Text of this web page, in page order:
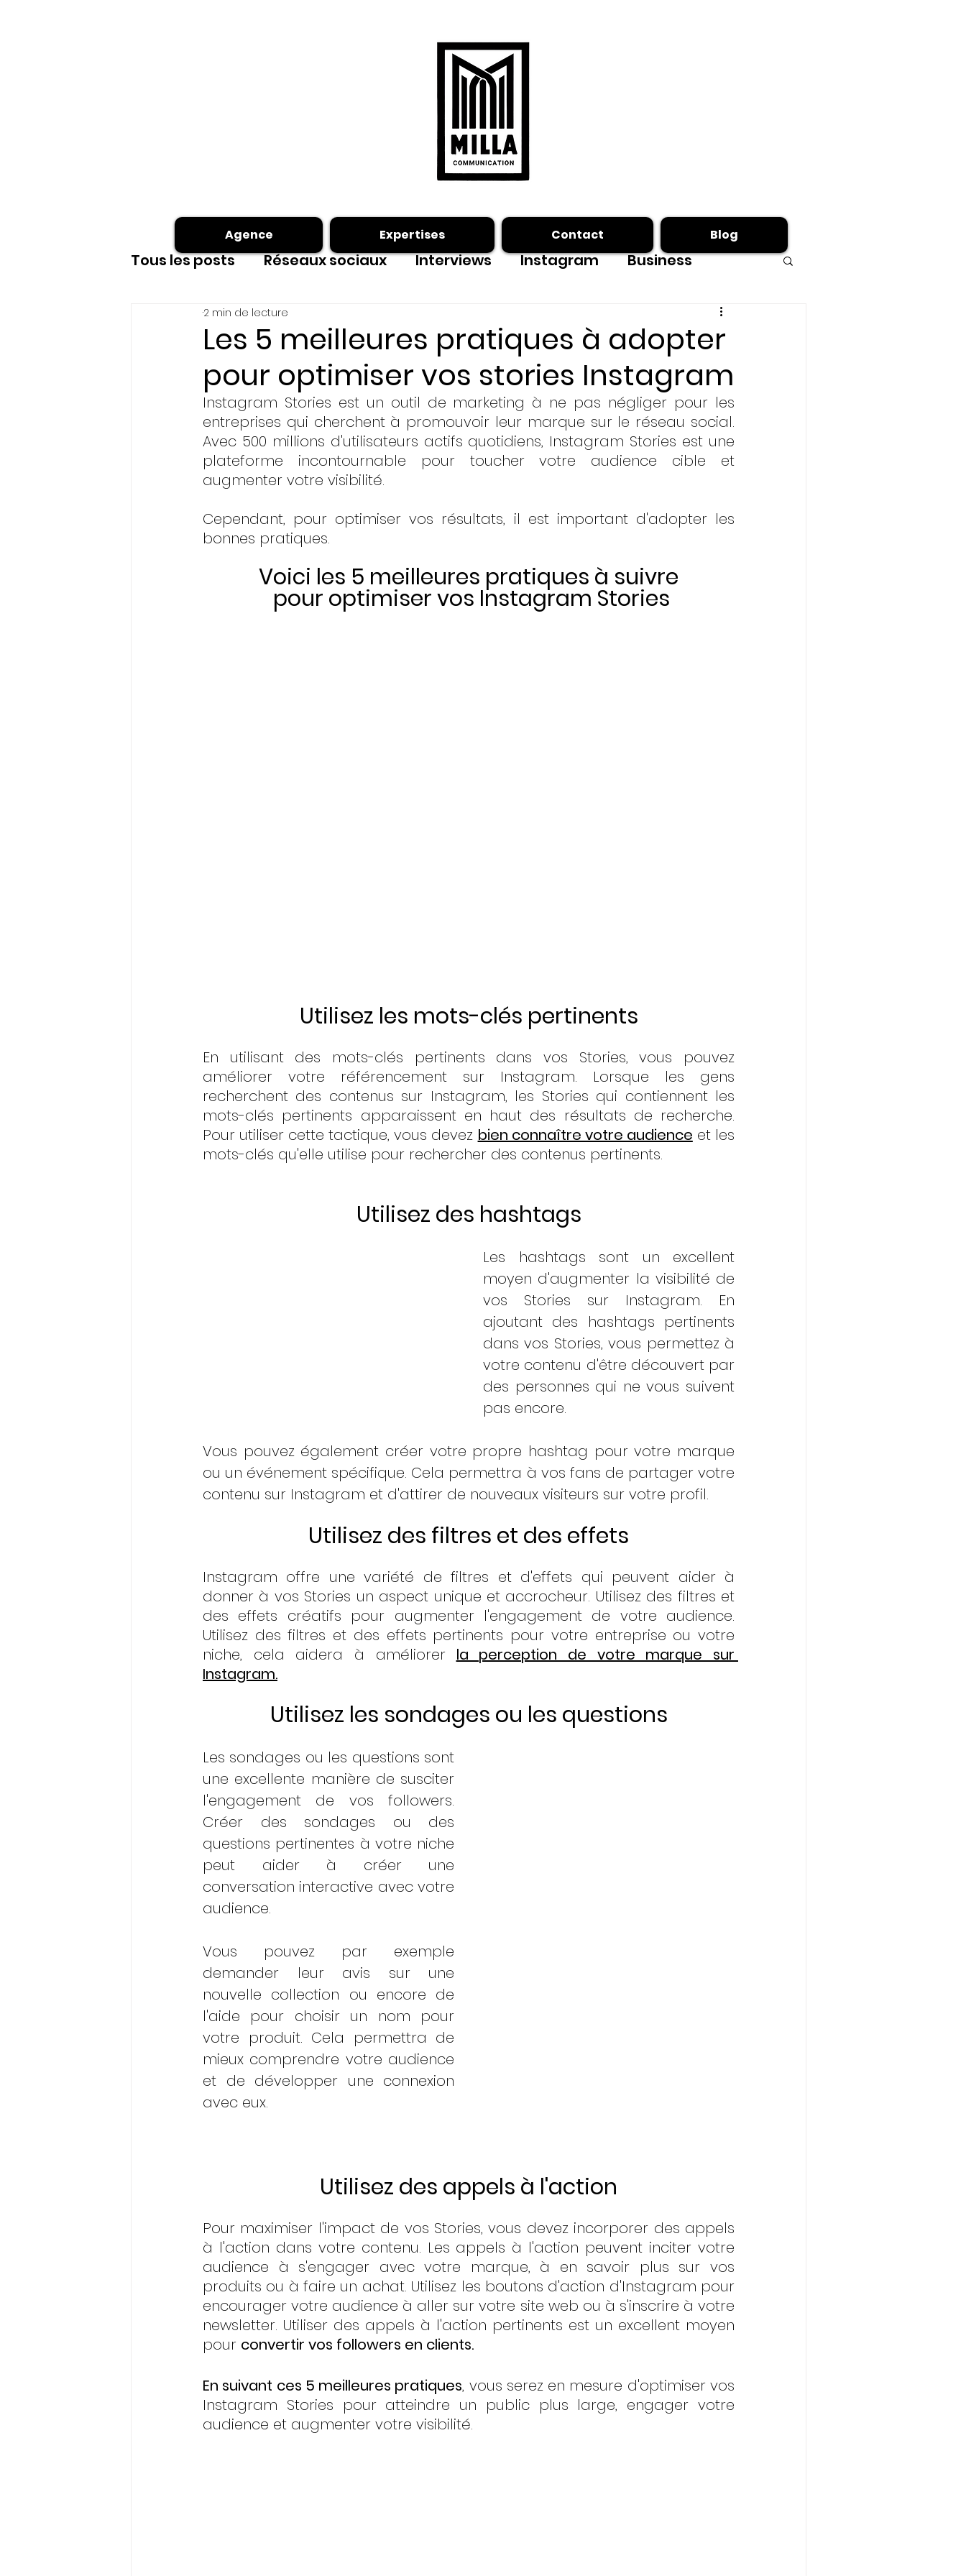
Tous les posts Réseaux sociaux Interviews Instagram Business
Site internet shooting photo
Initiatives & Engagements
Les 5 meilleures pratiques à adopter
pour optimiser vos stories Instagram
2 min de lecture
Instagram Stories est un outil de marketing à ne pas négliger pour les
entreprises qui cherchent à promouvoir leur marque sur le réseau social.
Avec 500 millions d'utilisateurs actifs quotidiens, Instagram Stories est une
plateforme incontournable pour toucher votre audience cible et
augmenter votre visibilité.
Cependant, pour optimiser vos résultats, il est important d'adopter les
bonnes pratiques.
Voici les 5 meilleures pratiques à suivre
pour optimiser vos Instagram Stories
Utilisez les mots-clés pertinents
En utilisant des mots-clés pertinents dans vos Stories, vous pouvez
améliorer votre référencement sur Instagram. Lorsque les gens
recherchent des contenus sur Instagram, les Stories qui contiennent les
mots-clés pertinents apparaissent en haut des résultats de recherche.
Pour utiliser cette tactique, vous devez bien connaître votre audience et les
mots-clés qu'elle utilise pour rechercher des contenus pertinents.
Utilisez des hashtags
Les hashtags sont un excellent
moyen d'augmenter la visibilité de
vos Stories sur Instagram. En
ajoutant des hashtags pertinents
dans vos Stories, vous permettez à
votre contenu d'être découvert par
des personnes qui ne vous suivent
pas encore.
Vous pouvez également créer votre propre hashtag pour votre marque
ou un événement spécifique. Cela permettra à vos fans de partager votre
contenu sur Instagram et d'attirer de nouveaux visiteurs sur votre profil.
Utilisez des filtres et des effets
Instagram offre une variété de filtres et d'effets qui peuvent aider à
donner à vos Stories un aspect unique et accrocheur. Utilisez des filtres et
des effets créatifs pour augmenter l'engagement de votre audience.
Utilisez des filtres et des effets pertinents pour votre entreprise ou votre
niche, cela aidera à améliorer la perception de votre marque sur
Instagram.
Utilisez les sondages ou les questions
Les sondages ou les questions sont
une excellente manière de susciter
l'engagement de vos followers.
Créer des sondages ou des
questions pertinentes à votre niche
peut aider à créer une
conversation interactive avec votre
audience.
Vous pouvez par exemple
demander leur avis sur une
nouvelle collection ou encore de
l'aide pour choisir un nom pour
votre produit. Cela permettra de
mieux comprendre votre audience
et de développer une connexion
avec eux.
Utilisez des appels à l'action
Pour maximiser l'impact de vos Stories, vous devez incorporer des appels
à l'action dans votre contenu. Les appels à l'action peuvent inciter votre
audience à s'engager avec votre marque, à en savoir plus sur vos
produits ou à faire un achat. Utilisez les boutons d'action d'Instagram pour
encourager votre audience à aller sur votre site web ou à s'inscrire à votre
newsletter. Utiliser des appels à l'action pertinents est un excellent moyen
pour convertir vos followers en clients.
En suivant ces 5 meilleures pratiques, vous serez en mesure d'optimiser vos
Instagram Stories pour atteindre un public plus large, engager votre
audience et augmenter votre visibilité.
Agence Expertises Contact Blog